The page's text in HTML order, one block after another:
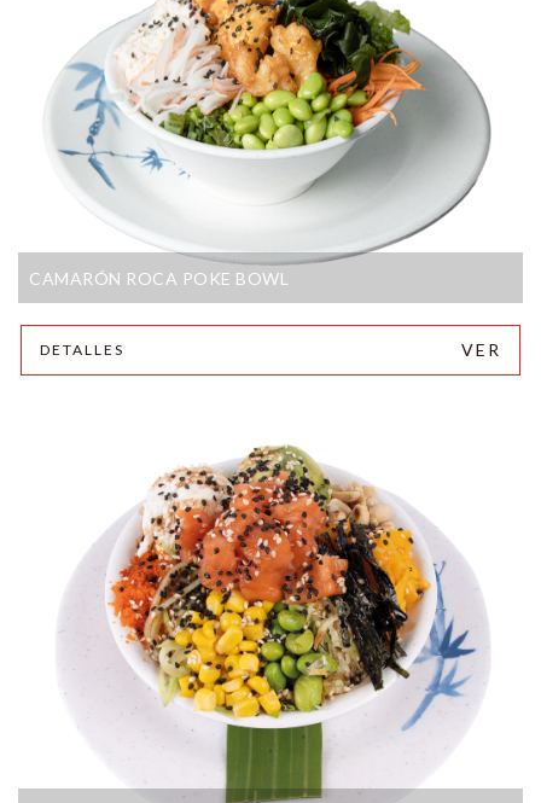
CAMARÓN ROCA POKE BOWL
DETALLES VER